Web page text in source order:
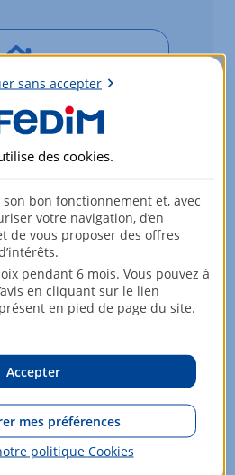
pièce
sans accepter
des cookies.
bon fonctionnement et, avec
votre navigation, d’en
de vous proposer des offres
pendant 6 mois. Vous pouvez à
en cliquant sur le lien
en pied de page du site.
Accepter
mes préférences
politique Cookies